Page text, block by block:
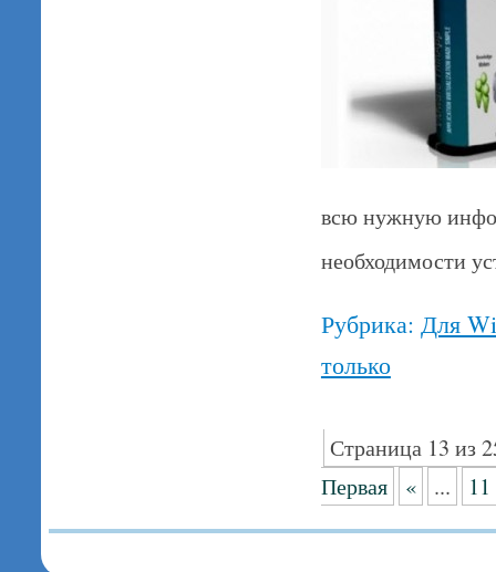
всю нужную
необходимости
Рубрика: Для
только
Страница 13 из
Первая
« ... 11